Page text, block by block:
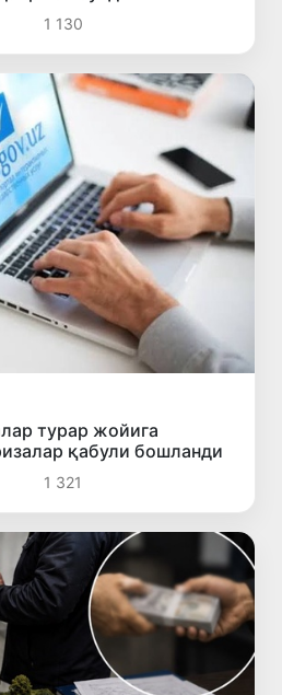
1 130
турар жойига
қабули бошланди
1 321